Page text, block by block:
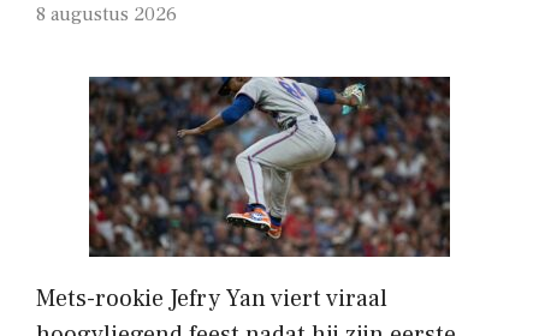
8 augustus 2026
Mets-rookie Jefry Yan viert viraal